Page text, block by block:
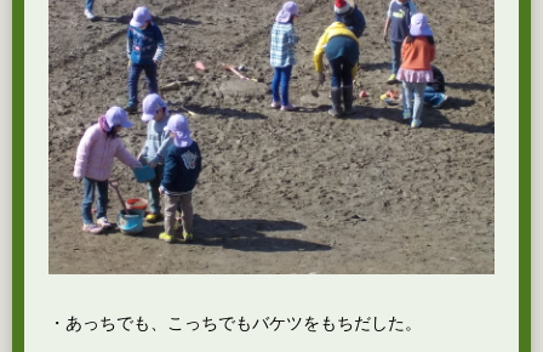
・あっちでも、こっちでもバケツをもちだした。